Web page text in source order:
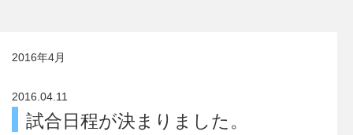
2016年4月
2016.04.11
試合日程が決まりました。